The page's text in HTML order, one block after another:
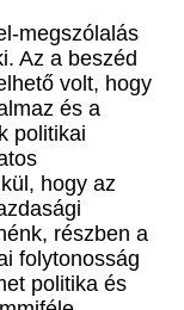
megszólalás
Az a beszéd
volt, hogy
és a
politikai
hogy az
részben a
folytonosság
politika és